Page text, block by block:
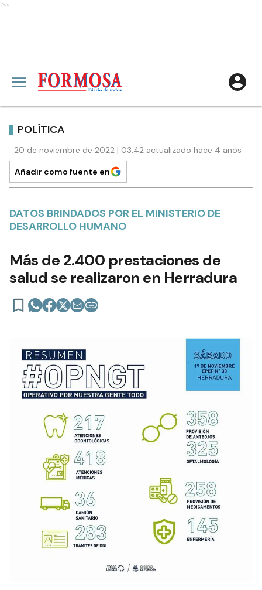
Ads
POLÍTICA
20 de noviembre de 2022 | 03:42 actualizado hace 4 años
Añadir como fuente en
DATOS BRINDADOS POR EL MINISTERIO DE
DESARROLLO HUMANO
Más de 2.400 prestaciones de
salud se realizaron en Herradura